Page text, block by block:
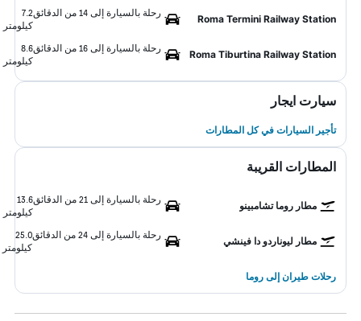
Roma Termini Railway Station
رحلة بالسيارة إلى 14 من الدقائق
7.2
كيلومتر
Roma Tiburtina Railway Station
رحلة بالسيارة إلى 16 من الدقائق
8.6
كيلومتر
سيارت ايجار
تأجير السيارات في كل المطارات
المطارات القريبة
مطار روما تشامبينو
رحلة بالسيارة إلى 21 من الدقائق
13.6
كيلومتر
مطار ليوناردو دا فينشي
رحلة بالسيارة إلى 24 من الدقائق
25.0
كيلومتر
رحلات طيران إلى روما